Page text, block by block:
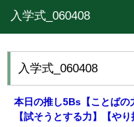
入学式_060408
入学式_060408
本日の推し5Bs【ことばの
【試そうとする力】
【や